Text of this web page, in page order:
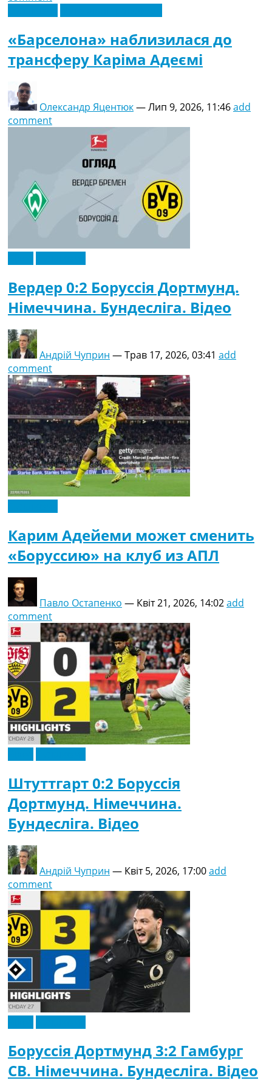
«Барселона» наблизилася до
трансферу Каріма Адеємі
Олександр Яцентюк—Лип 9, 2026, 11:46add
comment
Вердер 0:2 Боруссія Дортмунд.
Німеччина. Бундесліга. Відео
Андрій Чуприн —Трав 17, 2026, 03:41 add
comment
Карим Адейеми может сменить
«Боруссию» на клуб из АПЛ
Павло Остапенко — Квіт 21, 2026, 14:02add
comment
Штуттгарт 0:2 Боруссія
Дортмунд. Німеччина.
Бундесліга. Відео
Андрій Чуприн — Квіт 5, 2026, 17:00add
comment
Боруссія Дортмунд 3:2 Гамбург
СВ. Німеччина. Бундесліга. Відео